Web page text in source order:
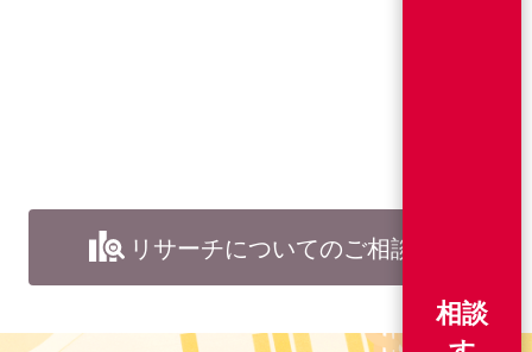
リサーチについてのご相談
相談